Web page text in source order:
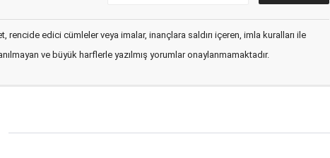
rencide edici cümleler veya imalar, inançlara saldırı içeren, imla kuralları ile
ve büyük harflerle yazılmış yorumlar onaylanmamaktadır.